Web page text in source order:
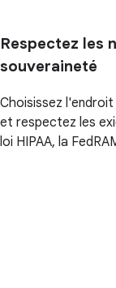
Respectez les
souveraineté
Choisissez
et respectez les
loi HIPAA, la